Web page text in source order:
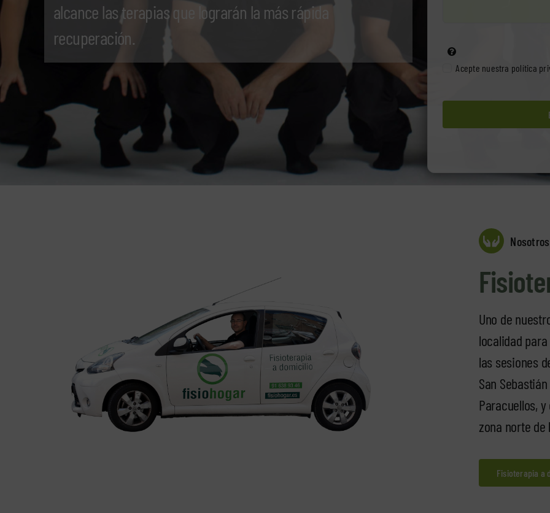
alcance las terapias que lograrán la más rápida
recuperación.
Acepte nuestra política
Uno de
localidad
las sesiones
San
Paracuellos,
zona norte
Fisioterapia a